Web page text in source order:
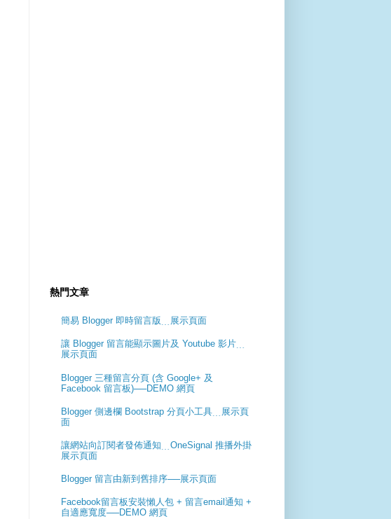
熱門文章
簡易 Blogger 即時留言版﹍展示頁面
讓 Blogger 留言能顯示圖片及 Youtube 影片﹍
展示頁面
Blogger 三種留言分頁 (含 Google+ 及
Facebook 留言板)──DEMO 網頁
Blogger 側邊欄 Bootstrap 分頁小工具﹍展示頁
面
讓網站向訂閱者發佈通知﹍OneSignal 推播外掛
展示頁面
Blogger 留言由新到舊排序──展示頁面
Facebook留言板安裝懶人包 + 留言email通知 +
自適應寬度──DEMO 網頁